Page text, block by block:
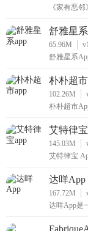
《家有恶
舒雅星
65.96M
舒雅星系
朴朴超
102.26M
朴朴超市
艾特律
145.03M
艾特律宝
达咩App
167.72M
达咩App是